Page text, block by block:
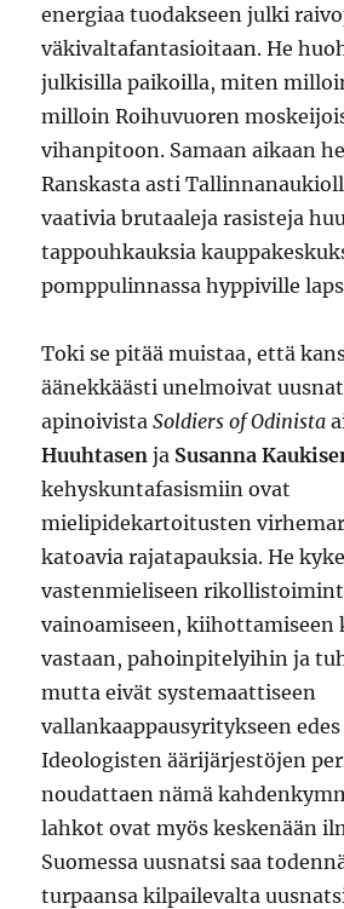
energiaa tuodakseen julki
väkivaltafantasioitaan. He
julkisilla paikoilla, miten
milloin Roihuvuoren
vihanpitoon. Samaan aikaan
Ranskasta asti
vaativia brutaaleja rasisteja
tappouhkauksia
pomppulinnassa hyppiville
Toki se pitää muistaa, että
äänekkäästi unelmoivat
apinoivistaSoldiers of Odinista
Huuhtasen ja Susanna
kehyskuntafasismiin ovat
mielipidekartoitusten
katoavia rajatapauksia. He
vastenmieliseen
vainoamiseen, kiihottamiseen
vastaan, pahoinpitelyihin ja
mutta eivät systemaattiseen
vallankaappausyritykseen
Ideologisten äärijärjestöjen
noudattaen nämä
lahkot ovat myös keskenään
Suomessa uusnatsi saa
turpaansa kilpailevalta